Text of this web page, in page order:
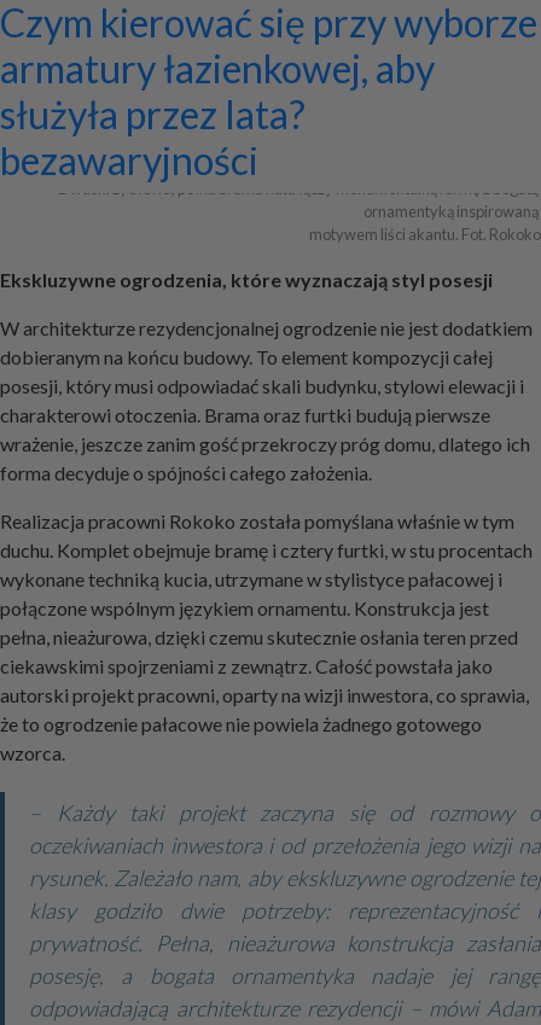
+ Dodaj firmę + Dodaj artykuł
Archiwa
Ekskluzywne ogrodzenia z
pałacowym rozmachem
Dwuskrzydłowa, pełna brama kuta łączy monumentalną formę z bogatą
ornamentyką inspirowaną
motywem liści akantu. Fot. Rokoko
Ekskluzywne ogrodzenia, które wyznaczają styl posesji
W architekturze rezydencjonalnej ogrodzenie nie jest dodatkiem
dobieranym na końcu budowy. To element kompozycji całej
posesji, który musi odpowiadać skali budynku, stylowi elewacji i
charakterowi otoczenia. Brama oraz furtki budują pierwsze
wrażenie, jeszcze zanim gość przekroczy próg domu, dlatego ich
forma decyduje o spójności całego założenia.
Realizacja pracowni Rokoko została pomyślana właśnie w tym
duchu. Komplet obejmuje bramę i cztery furtki, w stu procentach
wykonane techniką kucia, utrzymane w stylistyce pałacowej i
połączone wspólnym językiem ornamentu. Konstrukcja jest
pełna, nieażurowa, dzięki czemu skutecznie osłania teren przed
ciekawskimi spojrzeniami z zewnątrz. Całość powstała jako
autorski projekt pracowni, oparty na wizji inwestora, co sprawia,
że to ogrodzenie pałacowe nie powiela żadnego gotowego
wzorca.
– Każdy taki projekt zaczyna się od rozmowy o
oczekiwaniach inwestora i od przełożenia jego wizji na
rysunek. Zależało nam, aby ekskluzywne ogrodzenie tej
klasy godziło dwie potrzeby: reprezentacyjność i
prywatność. Pełna, nieażurowa konstrukcja zasłania
posesję, a bogata ornamentyka nadaje jej rangę
odpowiadającą architekturze rezydencji – mówi Adam
Program do projektowania
wentylacji mechanicznej
Jak zaprojektować ścianę
telewizyjną, która pasuje do
całej aranżacji?
Systemy zamocowań dachów
płaskich i skośnych oraz lekkiej
obudowy firmy ETANCO
Dom z prefabrykatów opinie –
co naprawdę warto ocenić przed
budową?
Nowoczesne bramy przesuwne:
wyznaczniki trwałości,
bezpieczeństwa i
bezawaryjności
Jak dobrać maskownicę
karnisza? Praktyczny poradnik
Licznik Geigera w kontroli
materiałów budowlanych i
złomu
Jak ograniczyć ryzyko
przestojów przy pracy maszyn
geotechnicznych?
Czym kierować się przy wyborze
armatury łazienkowej, aby
służyła przez lata?